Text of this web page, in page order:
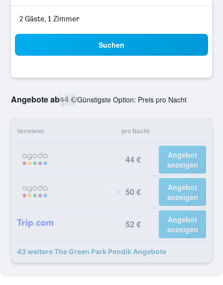
2 Gäste, 1 Zimmer
Suchen
Angebote ab44 €/Günstigste Option: Preis pro Nacht
Vermieter pro Nacht
44 €
Angebot
anzeigen
50 €
Angebot
anzeigen
52 €
Angebot
anzeigen
43 weitere The Green Park Pendik Angebote